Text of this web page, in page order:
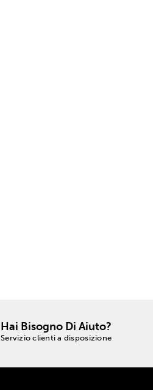
Hai Bisogno Di Aiuto?
Servizio clienti a disposizione